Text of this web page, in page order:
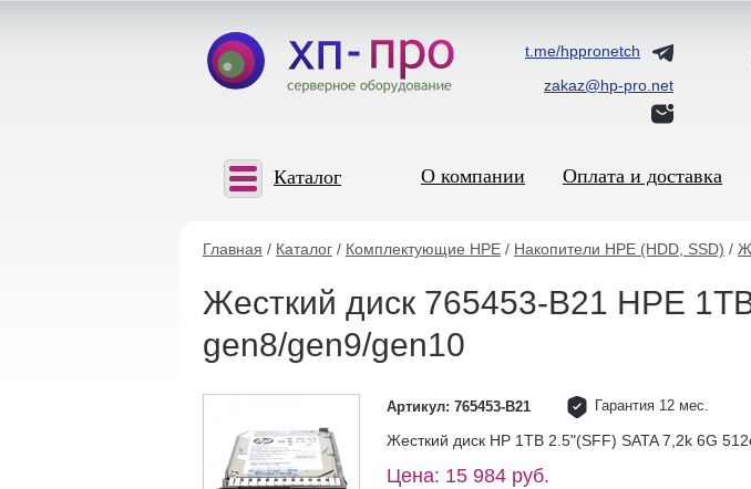
t.me/hppronetch
zakaz@hp-pro.net
Каталог О компании Оплата и доставка
Главная / Каталог / Комплектующие HPE / Накопители HPE (HDD, SSD) /
Жесткий диск 765453-B21 HPE
gen8/gen9/gen10
Артикул: 765453-B21 Гарантия 12 мес.
Жесткий диск HP 1TB 2.5"(SFF) SATA 7,2k 6G
Цена: 15 984 руб.